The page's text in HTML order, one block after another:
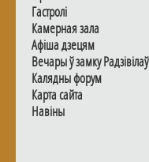
Гастролi
Камерная зала
Афiша дзецям
Вечары ў замку Радзiвiлаў
Калядны форум
Карта сайта
Навiны